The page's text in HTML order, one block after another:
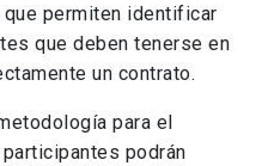
permiten identificar
que deben tenerse en
un contrato.
para el
podrán